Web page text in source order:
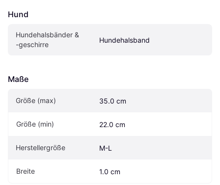
Hund
Hundehalsbänder &
-geschirre
Hundehalsband
Maße
Größe (max) 35.0 cm
Größe (min) 22.0 cm
Herstellergröße M-L
Breite 1.0 cm